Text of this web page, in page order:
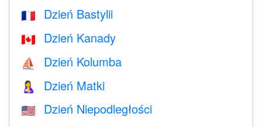
🇫🇷 Dzień Bastylii
🇨🇦 Dzień Kanady
⛵️ Dzień Kolumba
🤱 Dzień Matki
🇺🇸 Dzień Niepodległości